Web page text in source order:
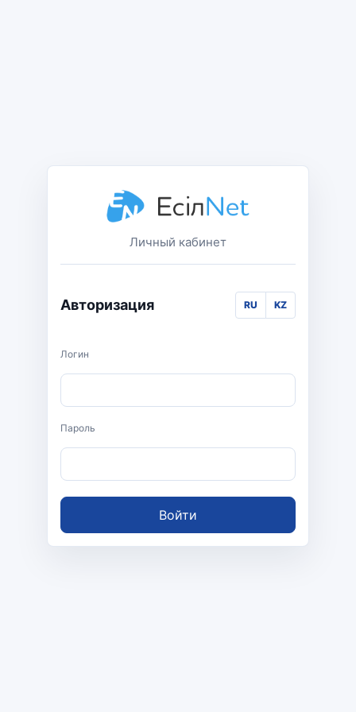
Личный кабинет
Авторизация RU KZ
Логин
Пароль
Войти